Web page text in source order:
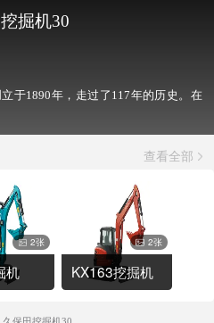
掘机30
于1890年，走过了117年的历史。在
查看全部
2张
机
2张
KX163挖掘机